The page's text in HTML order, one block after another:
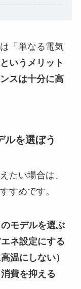
「単なる電気
いうメリット
スは十分に高
ルを選ぼう
たい場合は、
すめです。
モデルを選ぶ
ネ設定にする
温にしない）
費を抑える